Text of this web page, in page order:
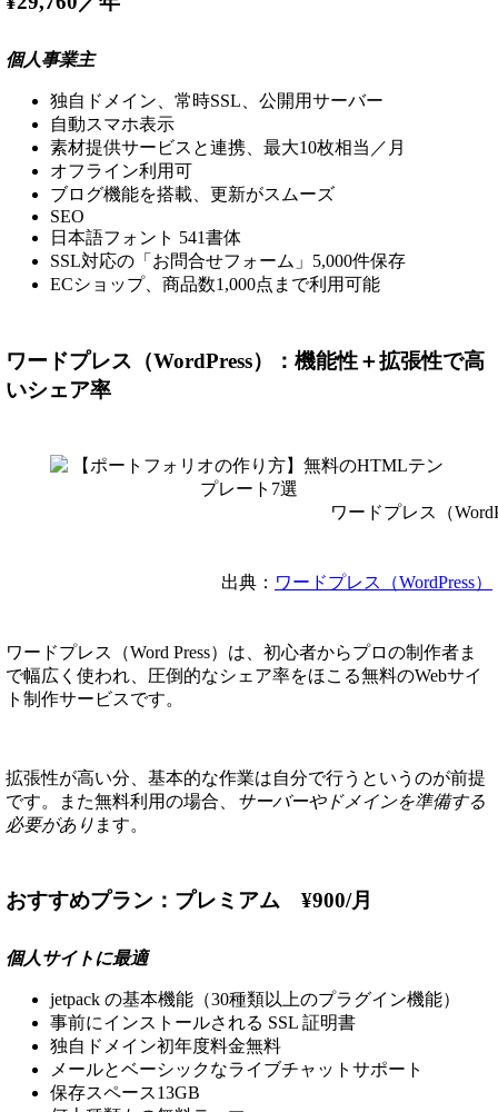
個人事業主
独自ドメイン、常時SSL、公開用サーバー
自動スマホ表示
素材提供サービスと連携、最大10枚相当／月
オフライン利用可
ブログ機能を搭載、更新がスムーズ
SEO
日本語フォント 541書体
SSL対応の「お問合せフォーム」5,000件保存
ECショップ、商品数1,000点まで利用可能
ワードプレス（WordPress）：機能性＋拡張性で高
いシェア率
ワードプレス（
出典： ワードプレス（WordPress）
ワードプレス（Word Press）は、初心者からプロの制作者ま
で幅広く使われ、圧倒的なシェア率をほこる無料のWebサイ
ト制作サービスです。
拡張性が高い分、基本的な作業は自分で行うというのが前提
です。また無料利用の場合、
サーバーやドメインを準備する
必要があり ます。
おすすめプラン：プレミアム ¥900/月
個人サイトに最適
jetpack の基本機能（30種類以上のプラグイン機能）
事前にインストールされる SSL 証明書
独自ドメイン初年度料金無料
メールとベーシックなライブチャットサポート
保存スペース13GB